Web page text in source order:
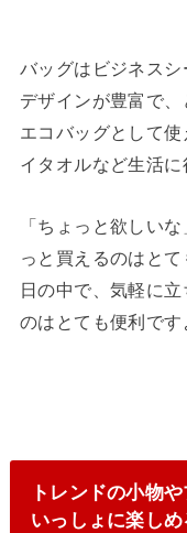
バッグはビジネス
デザインが豊富で、
エコバッグとして
イタオルなど生活に
「ちょっと欲しい
っと買えるのはと
日の中で、気軽に
のはとても便利です
トレンドの小物
いっしょに楽しめ